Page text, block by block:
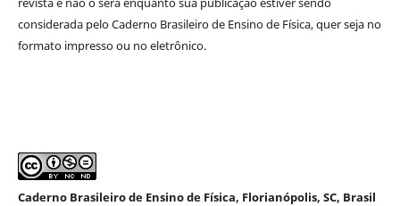
considerada pelo Caderno Brasileiro de Ensino de Física, quer seja no
formato impresso ou no eletrônico.
Caderno Brasileiro de Ensino de Física, Florianópolis, SC, Brasil